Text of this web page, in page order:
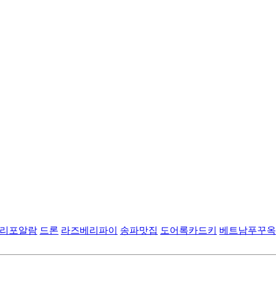
리포알람 드론 라즈베리파이 송파맛집 도어록카드키 베트남푸꾸옥